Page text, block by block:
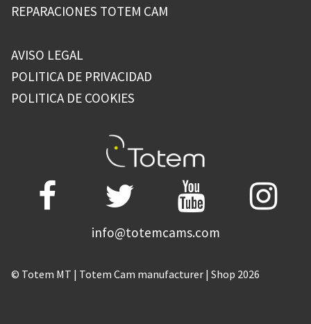
REPARACIONES TOTEM CAM
AVISO LEGAL
POLITICA DE PRIVACIDAD
POLITICA DE COOKIES
info@totemcams.com
© Totem MT | Totem Cam manufacturer | Shop 2026